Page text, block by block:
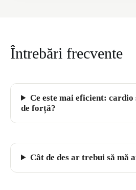
Întrebări frecvente
Ce este mai eficient:
de forță?
Cât de des ar trebui să mă